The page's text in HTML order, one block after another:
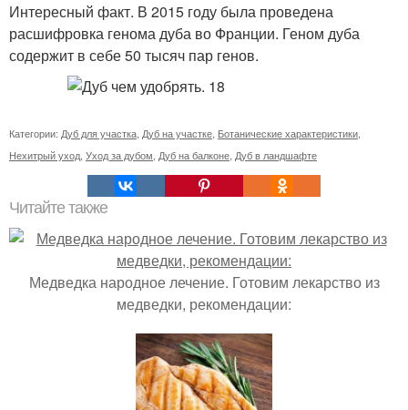
Интересный факт. В 2015 году была проведена
расшифровка генома дуба во Франции. Геном дуба
содержит в себе 50 тысяч пар генов.
Категории: Дуб для участка Дуб на участке Ботанические характеристики
Нехитрый уход Уход за дубом Дуб на балконе Дуб в ландшафте
Читайте также
Медведка народное лечение. Готовим лекарство из
медведки, рекомендации: